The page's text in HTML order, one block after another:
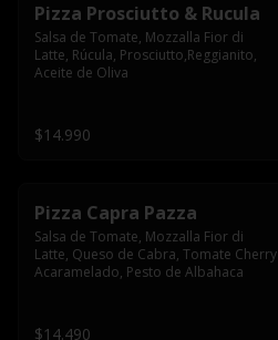
Pizza Prosciutto & Rucula
Salsa de Tomate, Mozzalla Fior di
Latte, Rúcula, Prosciutto,Reggianito,
Aceite de Oliva
$14.990
Pizza Capra Pazza
Salsa de Tomate, Mozzalla Fior di
Latte, Queso de Cabra, Tomate Cherry
Acaramelado, Pesto de Albahaca
$14.490